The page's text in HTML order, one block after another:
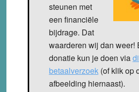
steunen met
een financiële
bijdrage. Dat
waarderen wij dan weer!
donatie kun je doen via
betaalverzoek(of klik op
afbeelding hiernaast).